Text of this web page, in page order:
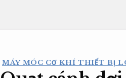
MÁY MÓC CƠ KHÍ THIẾT BỊ